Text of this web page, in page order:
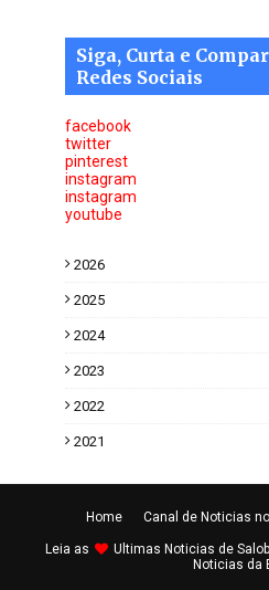
Siga, Curta e
Redes Sociais
facebook
twitter
pinterest
instagram
instagram
youtube
2026
2025
2024
2023
2022
2021
Home Canal de Noticias
Leia as Ultimas Noticias de
Noticias da